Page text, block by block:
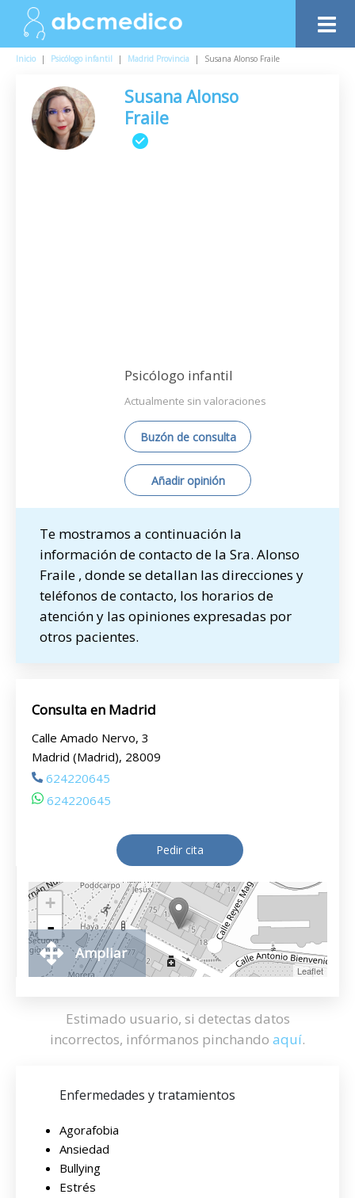
Inicio | Psicólogo infantil | Madrid Provincia | Susana Alonso Fraile
Susana Alonso
Fraile
Psicólogo infantil
Actualmente sin valoraciones
Buzón de consulta
Añadir opinión
Te mostramos a continuación la
información de contacto de la Sra. Alonso
Fraile , donde se detallan las direcciones y
teléfonos de contacto, los horarios de
atención y las opiniones expresadas por
otros pacientes.
Consulta en Madrid
Calle Amado Nervo, 3
Madrid (Madrid), 28009
624220645
624220645
Pedir cita
+
-
Leaflet
Ampliar
Estimado usuario, si detectas datos
incorrectos, infórmanos pinchando aquí.
Enfermedades y tratamientos
Agorafobia
Ansiedad
Bullying
Estrés